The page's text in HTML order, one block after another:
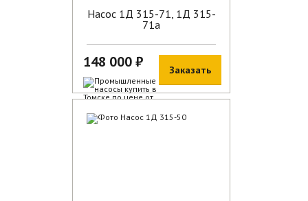
Насос 1Д 315-71, 1Д 315-
71а
148 000 ₽
В наличии
Заказать